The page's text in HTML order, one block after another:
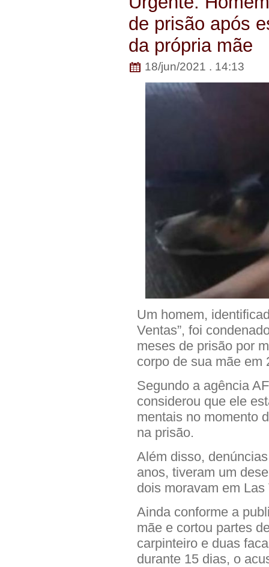
de prisão após
da própria mãe
18/jun/2021 . 14:13
Um homem,
Ventas”, foi
meses de prisão por
corpo de sua mãe em
Segundo a agência
considerou que ele
mentais no momento
na prisão.
Além disso,
anos, tiveram um
dois moravam em
Ainda conforme a
mãe e cortou partes
carpinteiro e duas
durante 15 dias, o